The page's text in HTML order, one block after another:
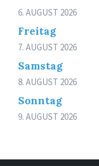
6. AUGUST 2026
Freitag
7. AUGUST 2026
Samstag
8. AUGUST 2026
Sonntag
9. AUGUST 2026